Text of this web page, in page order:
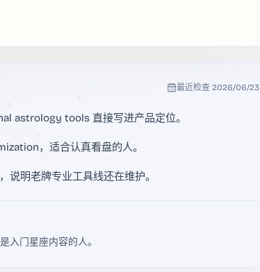
最近检查 2026/06/23
astrology tools 直接写进产品定位。
，适合认真看盘的人。
明老牌专业工具线还在维护。
入门星座内容的人。